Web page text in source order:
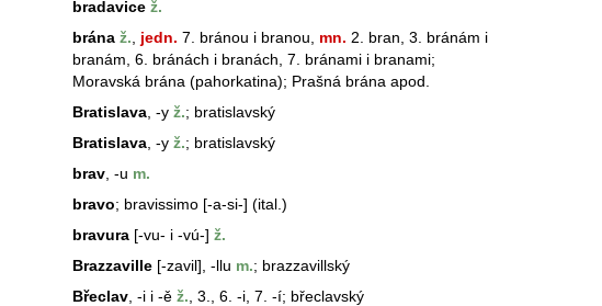
bradavice ž.
brána ž. jedn. 7. bránou i branou, mn. 2. bran, 3. bránám i
branám, 6. bránách i branách, 7. bránami i branami;
Moravská brána (pahorkatina); Prašná brána apod.
Bratislava , -y ž.; bratislavský
Bratislava , -y ž.; bratislavský
brav , -u m.
bravo; bravissimo [-a-si-] (ital.)
bravura [-vu- i -vú-] ž.
Brazzaville [-zavil], -llu m.; brazzavillský
Břeclav , -i i -ě ž. , 3., 6. -i, 7. -í; břeclavský